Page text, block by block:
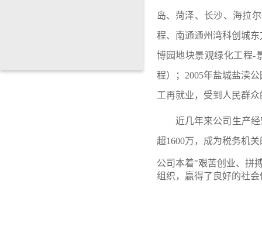
岛、 菏泽、 长沙、海拉
程、南通通州湾科创城
博园地块景观绿化工程-
程）； 2005年盐城盐渎
工再就业，受到人民群
近几年来公司生产
超1600万，成为税务机
公司本着"艰苦创业、拼
组织，赢得了良好的社